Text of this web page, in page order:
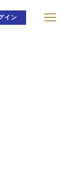
イン